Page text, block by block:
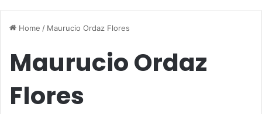
Home / Maurucio Ordaz Flores
Maurucio Ordaz
Flores